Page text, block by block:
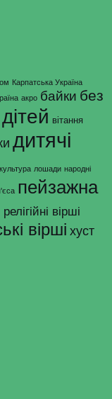
Карпатська Україна
акро байки без
вітання
дитячі
культура лошади народні
пейзажна
релігійні вірші
вірші хуст